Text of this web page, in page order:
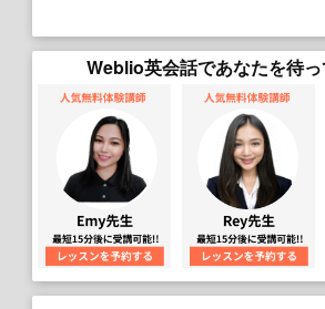
Weblio英会話であなたを待っ